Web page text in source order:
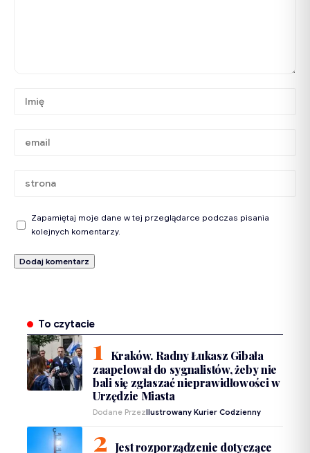
Zapamiętaj moje dane w tej przeglądarce podczas pisania
kolejnych komentarzy.
To czytacie
Kraków. Radny Łukasz Gibała
zaapelował do sygnalistów, żeby nie
bali się zgłaszać nieprawidłowości w
Urzędzie Miasta
Dodane PrzezIlustrowany Kurier Codzienny
Jest rozporządzenie dotyczące